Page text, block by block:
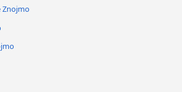
Znojmo